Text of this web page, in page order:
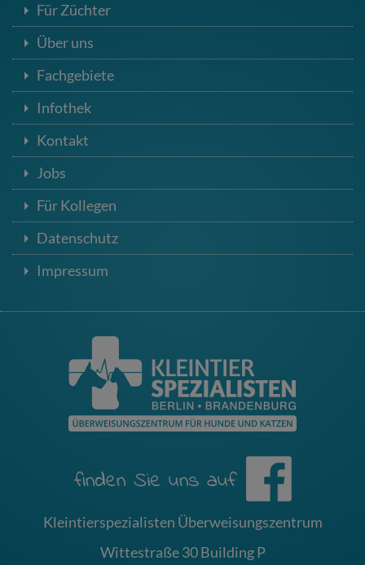
Für Züchter
Über uns
Fachgebiete
Infothek
Kontakt
Jobs
Für Kollegen
Datenschutz
Impressum
Kleintierspezialisten Überweisungszentrum
Wittestraße 30 Building P